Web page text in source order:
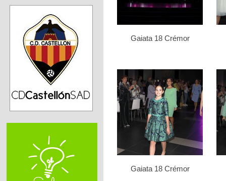
Gaiata 18 Crémor
Gaiata 18 Crémor